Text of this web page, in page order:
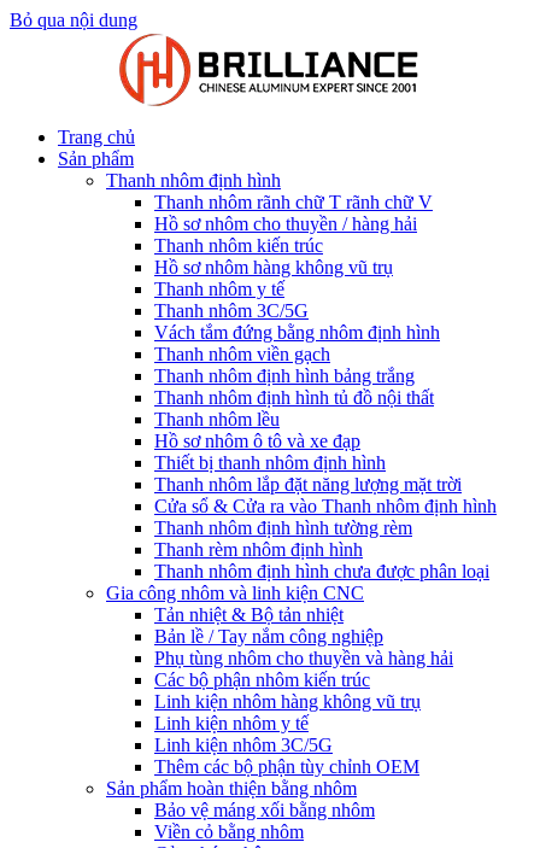
Bỏ qua nội dung
Trang chủ
Sản phẩm
Thanh nhôm định hình
Thanh nhôm rãnh chữ T rãnh chữ V
Hồ sơ nhôm cho thuyền / hàng hải
Thanh nhôm kiến trúc
Hồ sơ nhôm hàng không vũ trụ
Thanh nhôm y tế
Thanh nhôm 3C/5G
Vách tắm đứng bằng nhôm định hình
Thanh nhôm viền gạch
Thanh nhôm định hình bảng trắng
Thanh nhôm định hình tủ đồ nội thất
Thanh nhôm lều
Hồ sơ nhôm ô tô và xe đạp
Thiết bị thanh nhôm định hình
Thanh nhôm lắp đặt năng lượng mặt trời
Cửa sổ & Cửa ra vào Thanh nhôm định hình
Thanh nhôm định hình tường rèm
Thanh rèm nhôm định hình
Thanh nhôm định hình chưa được phân loại
Gia công nhôm và linh kiện CNC
Tản nhiệt & Bộ tản nhiệt
Bản lề / Tay nắm công nghiệp
Phụ tùng nhôm cho thuyền và hàng hải
Các bộ phận nhôm kiến trúc
Linh kiện nhôm hàng không vũ trụ
Linh kiện nhôm y tế
Linh kiện nhôm 3C/5G
Thêm các bộ phận tùy chỉnh OEM
Sản phẩm hoàn thiện bằng nhôm
Bảo vệ máng xối bằng nhôm
Viền cỏ bằng nhôm